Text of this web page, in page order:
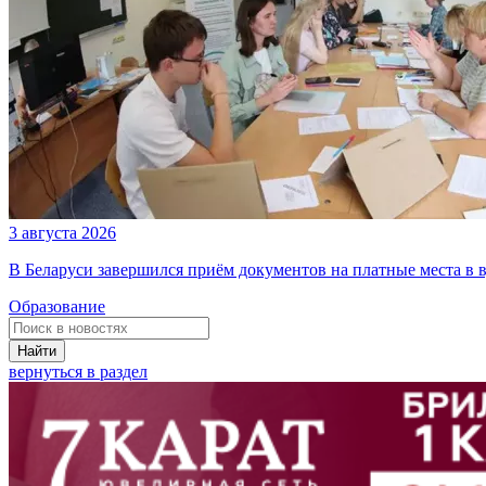
3 августа 2026
В Беларуси завершился приём документов на платные места в
Образование
Найти
вернуться в раздел